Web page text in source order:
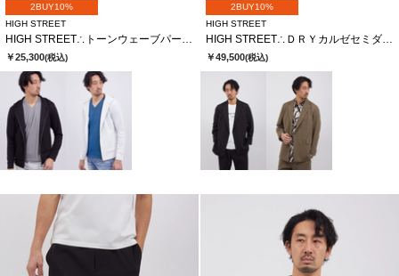
2BUY10%
HIGH STREET
HIGH STREET∴トーンウェーブパーカー
￥25,300(税込)
2BUY10%
HIGH STREET
HIGH STREET∴ＤＲＹカルゼセミダブルＪＫ
￥49,500(税込)